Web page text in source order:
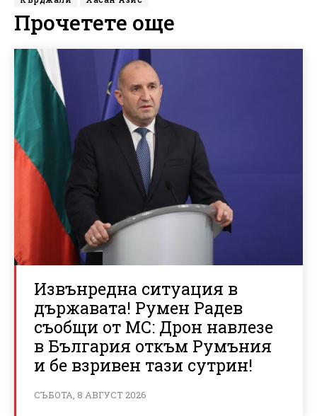
Прочетете още
Извънредна ситуация в
държавата! Румен Радев
съобщи от МС: Дрон навлезе
в България откъм Румъния
и бе взривен тази сутрин!
СЪБОТА, 8 АВГУСТ 2026